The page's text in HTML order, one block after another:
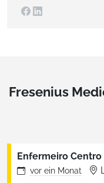
Fresenius
vor ein Monat